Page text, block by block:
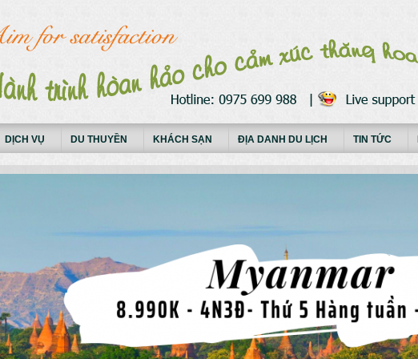
DỊCH VỤ DU THUYỀN KHÁCH SẠN ĐỊA DANH DU LỊCH TIN TỨC